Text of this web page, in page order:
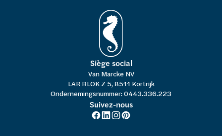
Siège social
Van Marcke NV
LAR BLOK Z 5, 8511 Kortrijk
Ondernemingsnummer: 0443.336.223
Suivez-nous